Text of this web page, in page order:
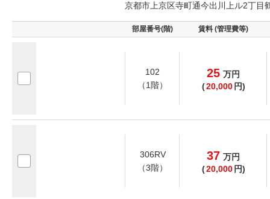
京都市上京区寺町通今出川上ル2丁目
部屋番号(階) 賃料 (管理費等)
102
（1階）
25 万円
(20,000 円)
306RV
（3階）
37 万円
(20,000 円)